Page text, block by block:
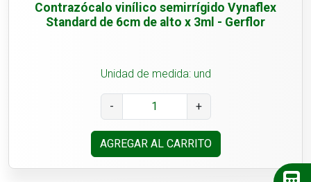
Contrazócalo vinílico semirrígido Vynaflex
Standard de 6cm de alto x 3ml - Gerflor
Unidad de medida: und
- +
AGREGAR AL CARRITO